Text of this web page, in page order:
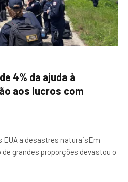
4% da ajuda à
aos lucros com
EUA a desastres naturaisEm
grandes proporções devastou o